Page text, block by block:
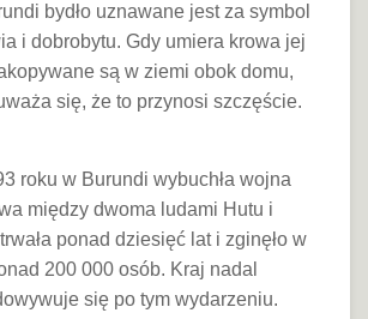
bydło uznawane jest za symbol
i dobrobytu. Gdy umiera krowa jej
są w ziemi obok domu,
się, że to przynosi szczęście.
roku w Burundi wybuchła wojna
między dwoma ludami Hutu i
ponad dziesięć lat i zginęło w
200 000 osób. Kraj nadal
się po tym wydarzeniu.